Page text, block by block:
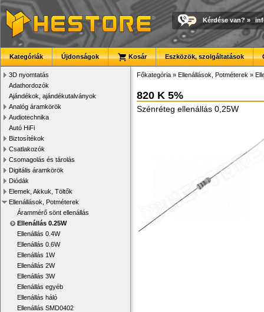
Kérdése van? »
Kategóriák Újdonságok Kosár Eszközök, szolgáltatások
3D nyomtatás
Adathordozók
Ajándékok, ajándékutalványok
Analóg áramkörök
Audiotechnika
Autó HiFi
Biztosítékok
Csatlakozók
Csomagolás és tárolás
Digitális áramkörök
Diódák
Elemek, Akkuk, Töltők
Ellenállások, Potméterek
Árammérő sönt ellenállás
Ellenállás 0.25W
Ellenállás 0.4W
Ellenállás 0.6W
Ellenállás 1W
Ellenállás 2W
Ellenállás 3W
Ellenállás egyéb
Ellenállás háló
Ellenállás SMD0402
Főkategória » Ellenállások, Potméterek »
820 K 5%
Szénréteg ellenállás 0,25W